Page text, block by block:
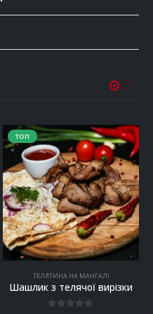
ТОП
ТЕЛЯТИНА НА МАНГАЛІ
Шашлик з телячої вирізки